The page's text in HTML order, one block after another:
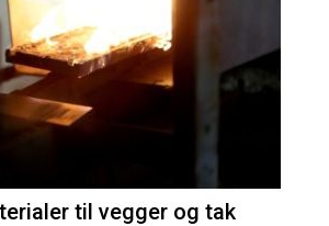
til vegger og tak